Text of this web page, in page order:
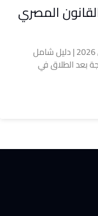
المصري
حقوق الزوجة بعد الطلاق في القانون المصري 2026 | دليل شامل
بعد الطلاق في